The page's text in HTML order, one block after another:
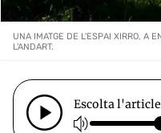
UNA IMATGE DE L'ESPAI XIRRO, A
L'ANDART.
Escolta